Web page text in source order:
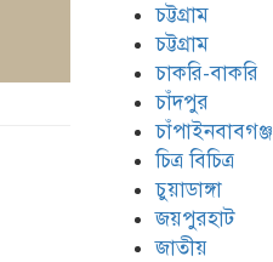
চট্টগ্রাম
চট্টগ্রাম
চাকরি-বাকরি
চাঁদপুর
চাঁপাইনবাবগঞ্জ
চিত্র বিচিত্র
চুয়াডাঙ্গা
জয়পুরহাট
জাতীয়